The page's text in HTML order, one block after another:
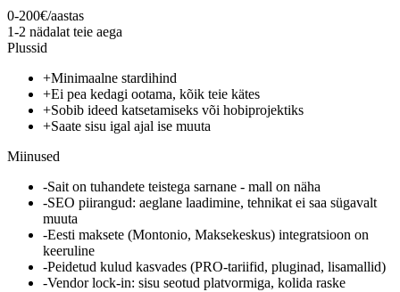
0-200€/aastas
1-2 nädalat teie aega
Plussid
+Minimaalne stardihind
+Ei pea kedagi ootama, kõik teie kätes
+Sobib ideed katsetamiseks või hobiprojektiks
+Saate sisu igal ajal ise muuta
Miinused
-Sait on tuhandete teistega sarnane - mall on näha
-SEO piirangud: aeglane laadimine, tehnikat ei saa sügavalt
muuta
-Eesti maksete (Montonio, Maksekeskus) integratsioon on
keeruline
-Peidetud kulud kasvades (PRO-tariifid, pluginad, lisamallid)
-Vendor lock-in: sisu seotud platvormiga, kolida raske